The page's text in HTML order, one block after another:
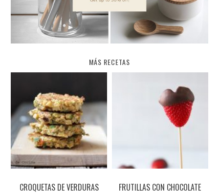
MÁS RECETAS
CROQUETAS DE VERDURAS FRUTILLAS CON CHOCOLATE